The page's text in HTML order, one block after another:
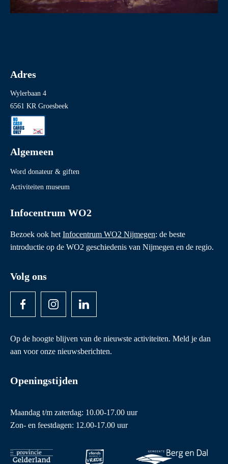
Adres
Wylerbaan 4
6561 KR Groesbeek
Algemeen
Word donateur & giften
Activiteiten museum
Infocentrum WO2
Bezoek ook het Infocentrum WO2 Nijmegen: de beste
introductie op de WO2 geschiedenis van Nijmegen en de regio.
Volg ons
Op de hoogte blijven van de nieuwste activiteiten. Meld je dan
aan voor onze nieuwsberichten.
Openingstijden
Maandag t/m zaterdag: 10.00-17.00 uur
Zon- en feestdagen: 12.00-17.00 uur